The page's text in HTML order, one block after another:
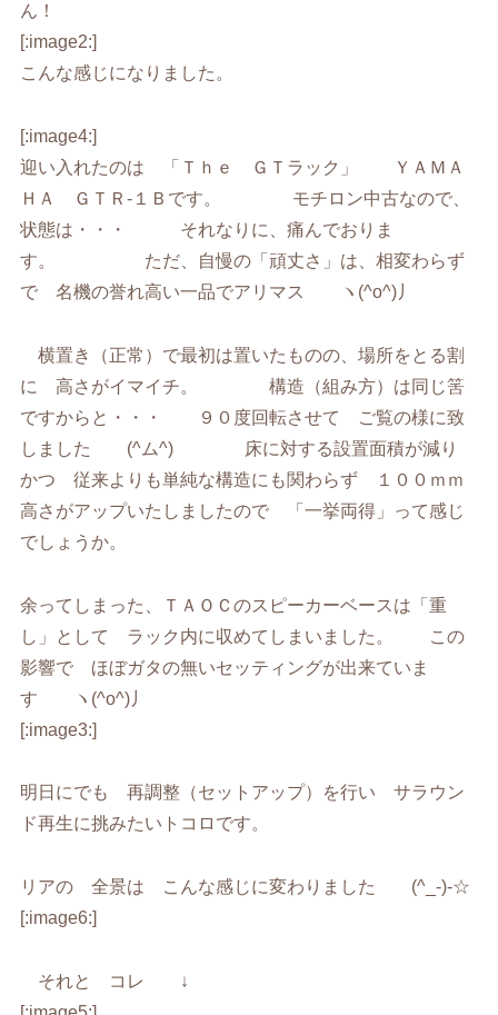
ん！
[:image2:]
こんな感じになりました。
[:image4:]
迎い入れたのは 「Ｔｈｅ ＧＴラック」 ＹＡＭＡ
ＨＡ ＧＴＲ-１Ｂです。 モチロン中古なので、
状態は・・・ それなりに、痛んでおりま
す。 ただ、自慢の「頑丈さ」は、相変わらず
で 名機の誉れ高い一品でアリマス ヽ(^o^)丿
横置き（正常）で最初は置いたものの、場所をとる割
に 高さがイマイチ。 構造（組み方）は同じ筈
ですからと・・・ ９０度回転させて ご覧の様に致
しました (^ム^) 床に対する設置面積が減り
かつ 従来よりも単純な構造にも関わらず １００ｍｍ
高さがアップいたしましたので 「一挙両得」って感じ
でしょうか。
余ってしまった、ＴＡＯＣのスピーカーベースは「重
し」として ラック内に収めてしまいました。 この
影響で ほぼガタの無いセッティングが出来ていま
す ヽ(^o^)丿
[:image3:]
明日にでも 再調整（セットアップ）を行い サラウン
ド再生に挑みたいトコロです。
リアの 全景は こんな感じに変わりました (^_-)-☆
[:image6:]
それと コレ ↓